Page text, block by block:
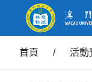
首頁 / 活動